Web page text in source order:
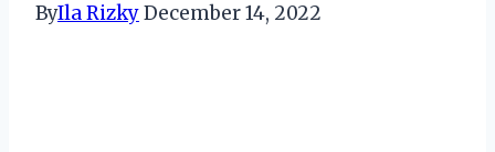
ByIla RizkyDecember 14, 2022